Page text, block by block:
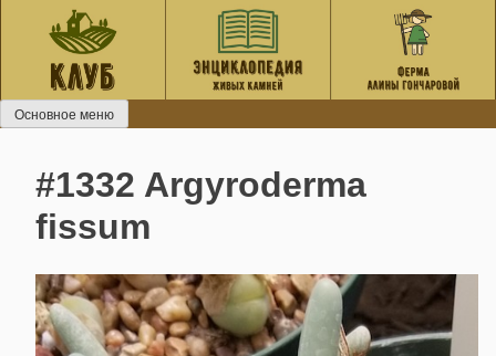
содержанию
Основное меню
#1332 Argyroderma
fissum